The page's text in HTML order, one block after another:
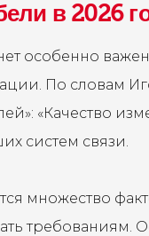
в 2026
особенно
По словам
«Качество
систем связи.
множество
требованиям.